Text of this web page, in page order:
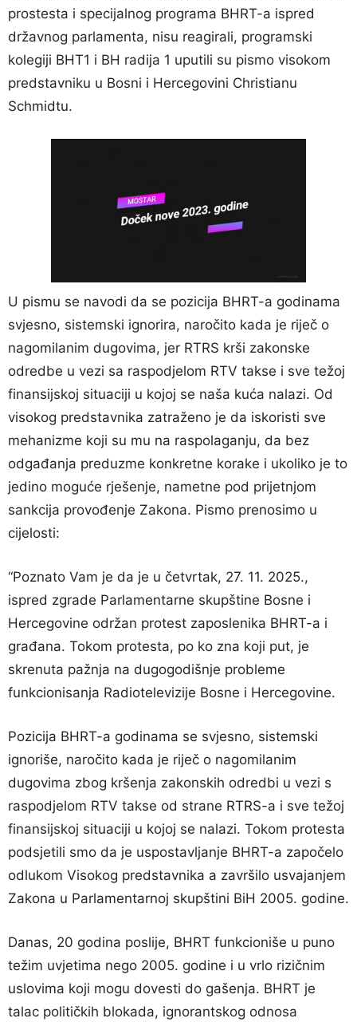
prostesta i specijalnog programa BHRT-a ispred
državnog parlamenta, nisu reagirali, programski
kolegiji BHT1 i BH radija 1 uputili su pismo visokom
predstavniku u Bosni i Hercegovini Christianu
Schmidtu.
U pismu se navodi da se pozicija BHRT-a godinama
svjesno, sistemski ignorira, naročito kada je riječ o
nagomilanim dugovima, jer RTRS krši zakonske
odredbe u vezi sa raspodjelom RTV takse i sve težoj
finansijskoj situaciji u kojoj se naša kuća nalazi. Od
visokog predstavnika zatraženo je da iskoristi sve
mehanizme koji su mu na raspolaganju, da bez
odgađanja preduzme konkretne korake i ukoliko je to
jedino moguće rješenje, nametne pod prijetnjom
sankcija provođenje Zakona. Pismo prenosimo u
cijelosti:
“Poznato Vam je da je u četvrtak, 27. 11. 2025.,
ispred zgrade Parlamentarne skupštine Bosne i
Hercegovine održan protest zaposlenika BHRT-a i
građana. Tokom protesta, po ko zna koji put, je
skrenuta pažnja na dugogodišnje probleme
funkcionisanja Radiotelevizije Bosne i Hercegovine.
Pozicija BHRT-a godinama se svjesno, sistemski
ignoriše, naročito kada je riječ o nagomilanim
dugovima zbog kršenja zakonskih odredbi u vezi s
raspodjelom RTV takse od strane RTRS-a i sve težoj
finansijskoj situaciji u kojoj se nalazi. Tokom protesta
podsjetili smo da je uspostavljanje BHRT-a započelo
odlukom Visokog predstavnika a završilo usvajanjem
Zakona u Parlamentarnoj skupštini BiH 2005. godine.
Danas, 20 godina poslije, BHRT funkcioniše u puno
težim uvjetima nego 2005. godine i u vrlo rizičnim
uslovima koji mogu dovesti do gašenja. BHRT je
talac političkih blokada, ignorantskog odnosa